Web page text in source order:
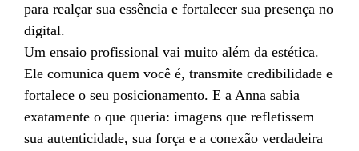
para realçar sua essência e fortalecer sua presença no
digital.
Um ensaio profissional vai muito além da estética.
Ele comunica quem você é, transmite credibilidade e
fortalece o seu posicionamento. E a Anna sabia
exatamente o que queria: imagens que refletissem
sua autenticidade, sua força e a conexão verdadeira